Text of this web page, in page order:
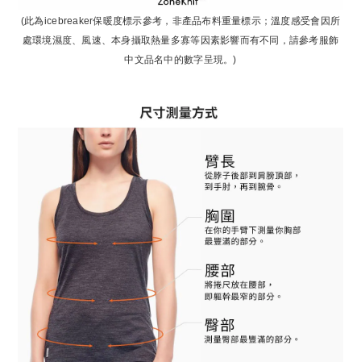
(此為icebreaker保暖度標示參考，非產品布料重量標示；溫度感受會因所
處環境濕度、風速、本身攝取熱量多寡等因素影響而有不同，請參考服飾
中文品名中的數字呈現。)